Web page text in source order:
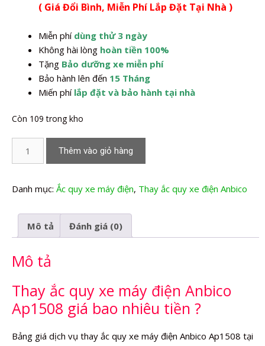
là:
tại
2.240.000,0₫.
( Giá Đổi Bình, Miễn Phí Lắp Đặt Tại Nhà )
Miễn phí dùng thử 3 ngày
Không hài lòng hoàn tiền 100%
Tặng Bảo dưỡng xe miễn phí
Bảo hành lên đến 15 Tháng
Miến phí lắp đặt và bảo hành tại nhà
Còn 109 trong kho
xe
điện
Anbico
số
Thêm vào giỏ hàng
Danh mục: Ắc quy xe máy điện, Thay ắc quy xe điện Anbico
Mô tả Đánh giá (0)
Mô tả
Thay ắc quy xe máy điện Anbico
Ap1508 giá bao nhiêu tiền ?
Bảng giá dịch vụ thay ắc quy xe máy điện Anbico Ap1508 tại